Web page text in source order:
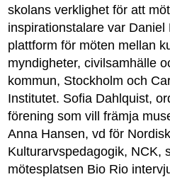
skolans verklighet för att
inspirationstalare var Daniel
plattform för möten mellan
myndigheter, civilsamhälle
kommun, Stockholm och
Institutet. Sofia Dahlquist,
förening som vill främja
Anna Hansen, vd för
Kulturarvspedagogik, NCK,
mötesplatsen Bio Rio